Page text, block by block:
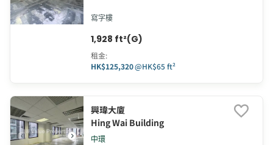
寫字樓
1,928 ft²(G)
租金:
HK$125,320@HK$65 ft²
興瑋大廈
Hing Wai Building
中環